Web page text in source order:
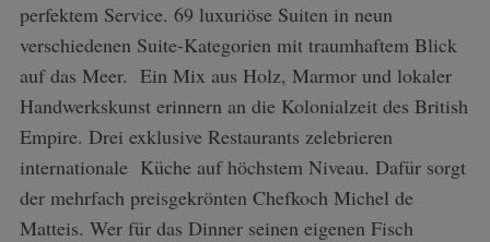
perfektem Service. 69 luxuriöse Suiten in neun
verschiedenen Suite-Kategorien mit traumhaftem Blick
auf das Meer. Ein Mix aus Holz, Marmor und lokaler
Handwerkskunst erinnern an die Kolonialzeit des British
Empire. Drei exklusive Restaurants zelebrieren
internationale Küche auf höchstem Niveau. Dafür sorgt
der mehrfach preisgekrönten Chefkoch Michel de
Matteis. Wer für das Dinner seinen eigenen Fisch